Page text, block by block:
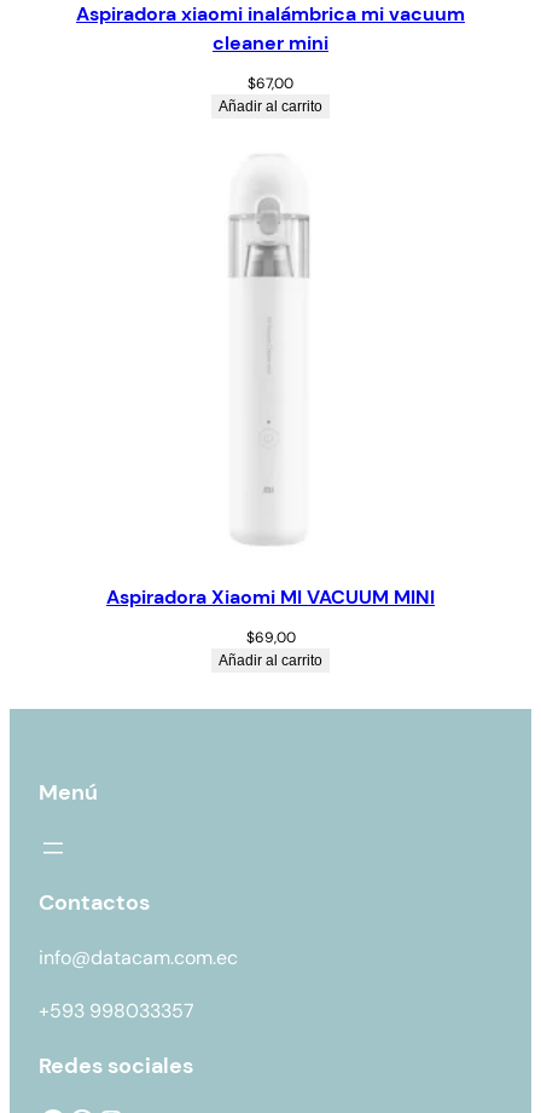
Aspiradora xiaomi inalámbrica mi vacuum
cleaner mini
$67,00
Añadir al carrito
Aspiradora Xiaomi MI VACUUM MINI
$69,00
Añadir al carrito
Menú
Contactos
info@datacam.com.ec
+593 998033357
Redes sociales